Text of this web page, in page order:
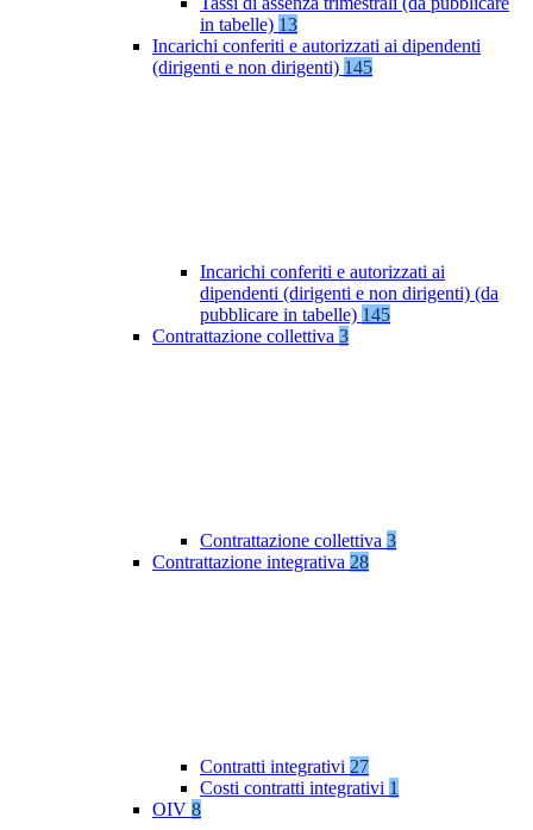
in tabelle) 13
Incarichi conferiti e autorizzati ai dipendenti
(dirigenti e non dirigenti) 145
Incarichi conferiti e autorizzati ai
dipendenti (dirigenti e non dirigenti) (da
pubblicare in tabelle) 145
Contrattazione collettiva 3
Contrattazione collettiva 3
Contrattazione integrativa 28
Contratti integrativi 27
Costi contratti integrativi 1
OIV 8